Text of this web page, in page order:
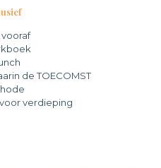
vooraf
de TOECOMST
verdieping